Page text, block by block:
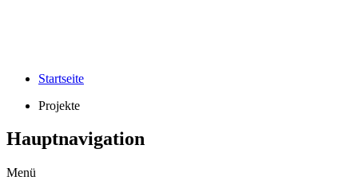
Startseite
Projekte
Hauptnavigation
Menü